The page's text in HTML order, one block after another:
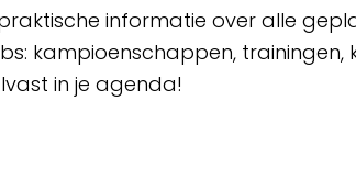
informatie over alle
kampioenschappen, trainingen,
in je agenda!